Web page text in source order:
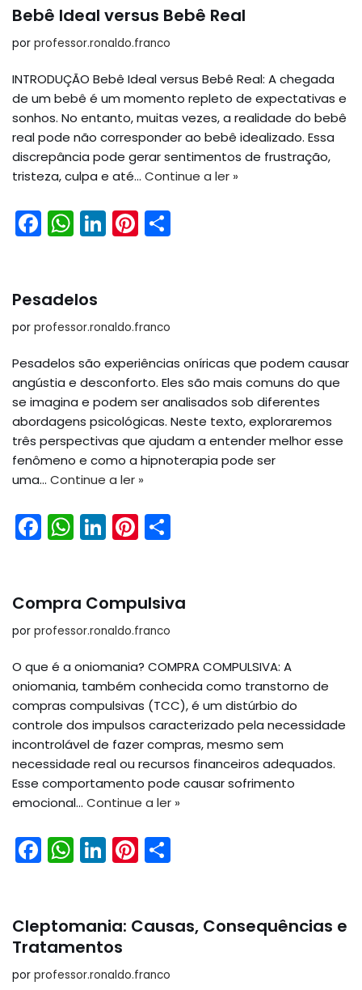
e
b
o
o
k
ts
A
p
p
e
dI
n
e
st
e
Bebê Ideal versus Bebê Real
por professor.ronaldo.franco
INTRODUÇÃO Bebê Ideal versus Bebê Real: A chegada
de um bebê é um momento repleto de expectativas e
sonhos. No entanto, muitas vezes, a realidade do bebê
real pode não corresponder ao bebê idealizado. Essa
discrepância pode gerar sentimentos de frustração,
tristeza, culpa e até… Continue a ler »
F
a
e
b
o
o
k
W
h
ts
A
p
p
Li
n
dI
n
Pi
nt
st
Pesadelos
por professor.ronaldo.franco
Pesadelos são experiências oníricas que podem causar
angústia e desconforto. Eles são mais comuns do que
se imagina e podem ser analisados sob diferentes
abordagens psicológicas. Neste texto, exploraremos
três perspectivas que ajudam a entender melhor esse
fenômeno e como a hipnoterapia pode ser
uma… Continue a ler »
F
a
e
b
o
o
k
W
h
ts
A
p
p
Li
n
e
dI
n
Pi
nt
e
st
e
Compra Compulsiva
por professor.ronaldo.franco
O que é a oniomania? COMPRA COMPULSIVA: A
oniomania, também conhecida como transtorno de
compras compulsivas (TCC), é um distúrbio do
controle dos impulsos caracterizado pela necessidade
incontrolável de fazer compras, mesmo sem
necessidade real ou recursos financeiros adequados.
Esse comportamento pode causar sofrimento
emocional… Continue a ler »
F
a
e
b
o
W
h
ts
A
p
Li
n
e
dI
n
Pi
nt
e e
Cleptomania: Causas, Consequências e
Tratamentos
por professor.ronaldo.franco